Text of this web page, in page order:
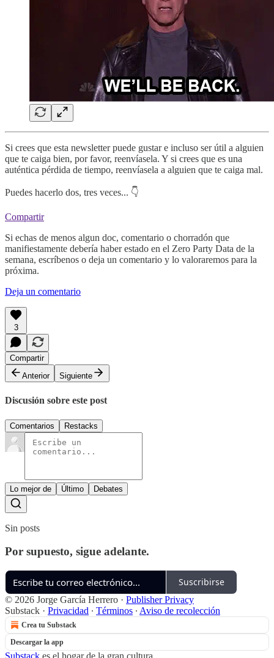
Si crees que esta newsletter puede gustar e incluso ser útil a alguien
que te caiga bien, por favor, reenvíasela. Y si crees que es una
auténtica pérdida de tiempo, reenvíasela a alguien que te caiga mal.
Puedes hacerlo dos, tres veces... 👇
Compartir
Si echas de menos algun doc, comentario o chorradón que
manifiestamente debería haber estado en el Zero Party Data de la
semana, escríbenos o deja un comentario y lo valoraremos para la
próxima.
Deja un comentario
3
Compartir
Anterior
Siguiente
Discusión sobre este post
Comentarios Restacks
Lo mejor de Último Debates
Sin posts
Por supuesto, sigue adelante.
Suscribirse
© 2026 Jorge García Herrero · Publisher Privacy
Substack · Privacidad ∙ Términos ∙ Aviso de recolección
Crea tu Substack
Descargar la app
Substack es el hogar de la gran cultura